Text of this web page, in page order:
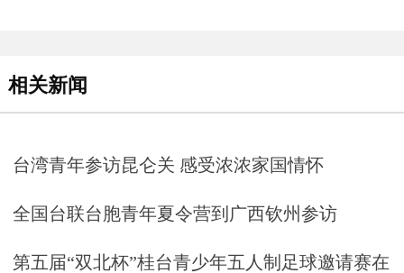
相关新闻
台湾青年参访昆仑关 感受浓浓家国情怀
全国台联台胞青年夏令营到广西钦州参访
第五届“双北杯”桂台青少年五人制足球邀请赛在